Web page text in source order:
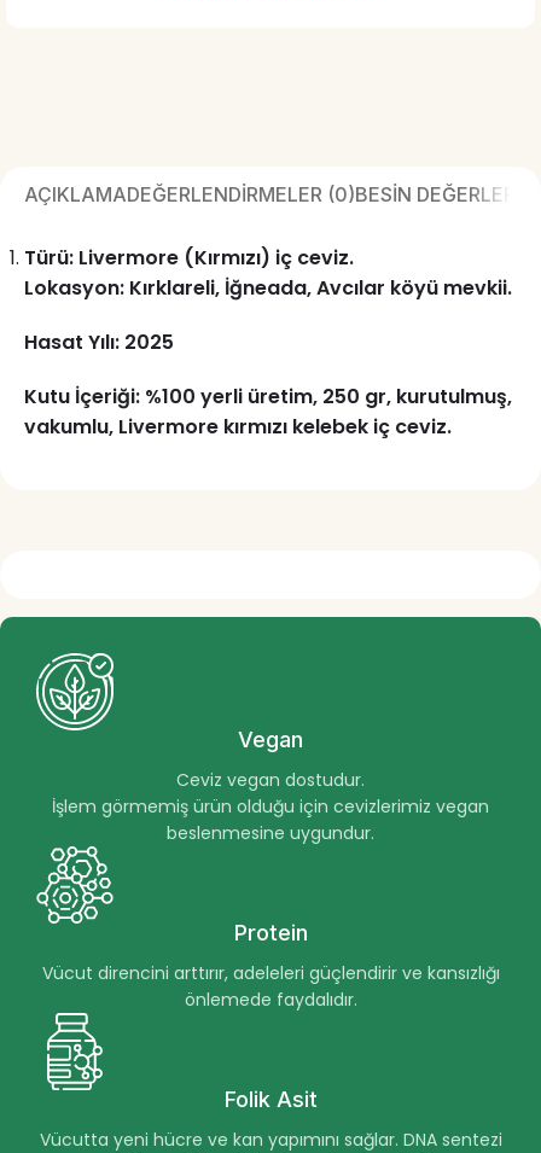
AÇIKLAMADEĞERLENDIRMELER (0)BESIN DEĞERLERI
Türü: Livermore (Kırmızı) iç ceviz.
Lokasyon: Kırklareli, İğneada, Avcılar köyü mevkii.
Hasat Yılı: 2025
Kutu İçeriği: %100 yerli üretim, 250 gr, kurutulmuş,
vakumlu, Livermore kırmızı kelebek iç ceviz.
Vegan
Ceviz vegan dostudur.
İşlem görmemiş ürün olduğu için cevizlerimiz vegan
beslenmesine uygundur.
Protein
Vücut direncini arttırır, adeleleri güçlendirir ve kansızlığı
önlemede faydalıdır.
Folik Asit
Vücutta yeni hücre ve kan yapımını sağlar. DNA sentezi